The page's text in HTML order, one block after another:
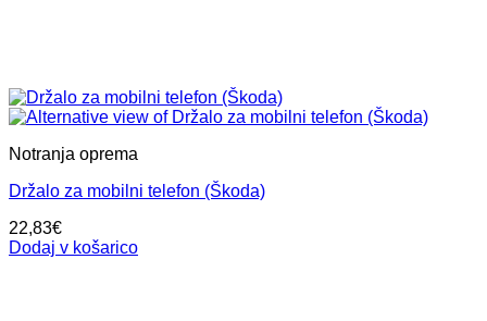
Notranja oprema
Držalo za mobilni telefon (Škoda)
22,83€
Dodaj v košarico